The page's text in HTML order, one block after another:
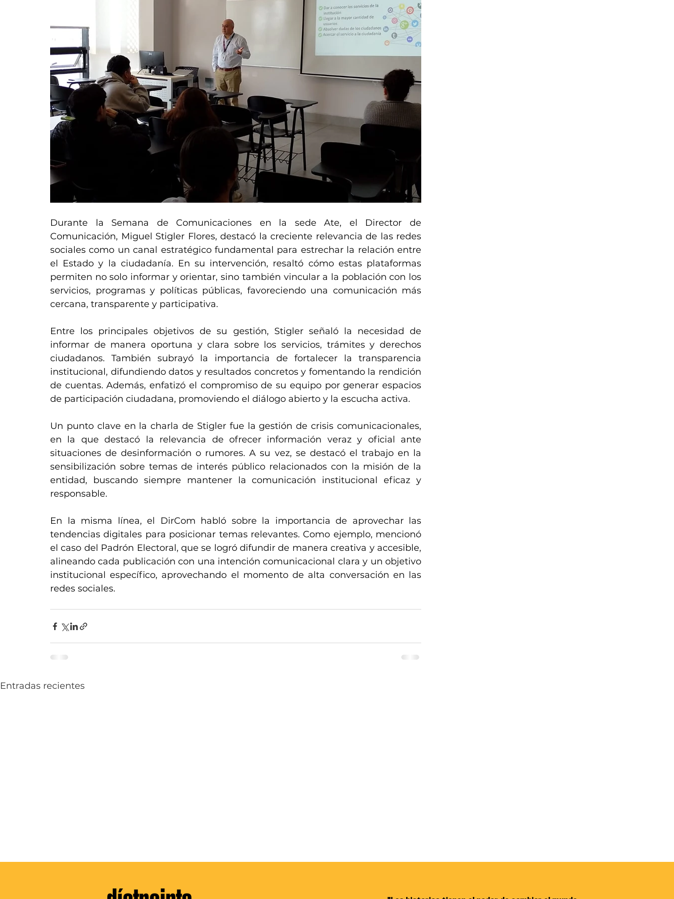
Durante la Semana de Comunicaciones en la sede Ate, el Director de
Comunicación, Miguel Stigler Flores, destacó la creciente relevancia de las redes
sociales como un canal estratégico fundamental para estrechar la relación entre
el Estado y la ciudadanía. En su intervención, resaltó cómo estas plataformas
permiten no solo informar y orientar, sino también vincular a la población con los
servicios, programas y políticas públicas, favoreciendo una comunicación más
cercana, transparente y participativa.
Entre los principales objetivos de su gestión, Stigler señaló la necesidad de
informar de manera oportuna y clara sobre los servicios, trámites y derechos
ciudadanos. También subrayó la importancia de fortalecer la transparencia
institucional, difundiendo datos y resultados concretos y fomentando la rendición
de cuentas. Además, enfatizó el compromiso de su equipo por generar espacios
de participación ciudadana, promoviendo el diálogo abierto y la escucha activa.
Un punto clave en la charla de Stigler fue la gestión de crisis comunicacionales,
en la que destacó la relevancia de ofrecer información veraz y oficial ante
situaciones de desinformación o rumores. A su vez, se destacó el trabajo en la
sensibilización sobre temas de interés público relacionados con la misión de la
entidad, buscando siempre mantener la comunicación institucional eficaz y
responsable.
En la misma línea, el DirCom habló sobre la importancia de aprovechar las
tendencias digitales para posicionar temas relevantes. Como ejemplo, mencionó
el caso del Padrón Electoral, que se logró difundir de manera creativa y accesible,
alineando cada publicación con una intención comunicacional clara y un objetivo
institucional específico, aprovechando el momento de alta conversación en las
redes sociales.
Entradas recientes